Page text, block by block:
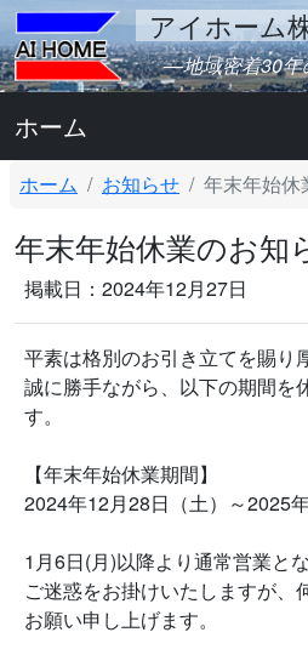
アイホーム
―地域密着30
ホーム
ホーム お知らせ 年末年始休
年末年始休業のお知
掲載日：2024年12月27日
平素は格別のお引き立てを賜り
誠に勝手ながら、以下の期間を
す。
【年末年始休業期間】
2024年12月28日（土）～2025
1月6日(月)以降より通常営業とな
ご迷惑をお掛けいたしますが、
お願い申し上げます。